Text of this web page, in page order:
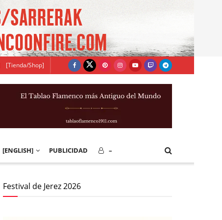
[Tienda/Shop]
[ENGLISH] PUBLICIDAD –
Festival de Jerez 2026